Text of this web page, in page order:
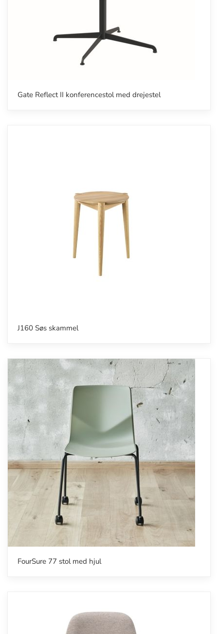
Gate Reflect II konferencestol med drejestel
J160 Søs skammel
FourSure 77 stol med hjul